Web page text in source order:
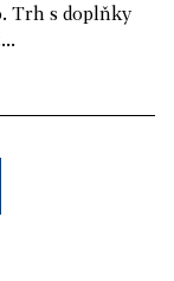
Trh s doplňky